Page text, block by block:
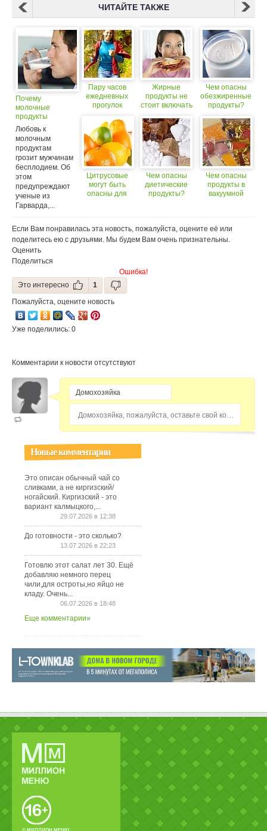
ЧИТАЙТЕ ТАКЖЕ
Почему
молочные
продукты
опасны для
Любовь к
молочным
продуктам
грозит мужчинам
бесплодием. Об
этом
предупреждают
ученые из
Гарварда,...
Пару часов
ежедневных
прогулок
рака груди
Цитрусовые
могут быть
опасны для
Жирные
продукты не
стоит включать
больших
количествах, а
также резко от
них
отказываться
Чем опасны
диетические
продукты?
Чем опасны
обезжиренные
продукты?
Чем опасны
продукты в
вакуумной
Если Вам понравилась эта новость, пожалуйста, оцените её или
поделитесь ею с друзьями. Мы будем Вам очень признательны.
Оценить
Поделиться
Ошибка!
Это интересно
1
Пожалуйста, оцените новость
Уже поделились: 0
Комментарии к новости отсутствуют
Домохозяйка, пожалуйста, оставьте свой комментарий...
Новые комментарии
Это описан обычный чай со
сливками, а не киргизский/
ногайский. Киргизский - это
вариант калмыцкого,...
29.07.2026 в 12:38
До готовности - это сколько?
13.07.2026 в 22:23
Готовлю этот салат лет 30. Ещё
добавляю немного перец
чили,для остроты,но яйцо не
кладу. Очень...
06.07.2026 в 18:48
Еще комментарии»